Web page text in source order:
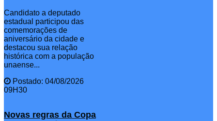
Candidato a deputado
estadual participou das
comemorações de
aniversário da cidade e
destacou sua relação
histórica com a população
unaense...
Postado: 04/08/2026
09H30
Novas regras da Copa